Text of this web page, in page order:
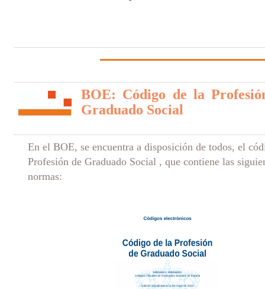
BOE: Código de la
Graduado Social
En el BOE, se encuentra a disposición de todos, el
Profesión de Graduado Social , que contiene las
normas: